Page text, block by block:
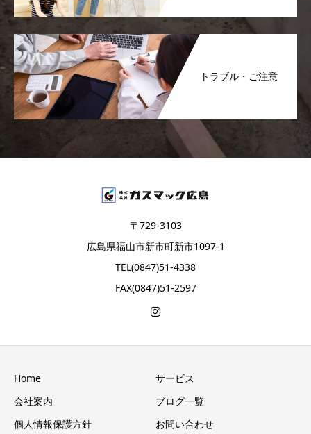
トラブル・ご注意
〒729-3103
広島県福山市新市町新市1097-1
TEL(0847)51-4338
FAX(0847)51-2597
Home
サービス
会社案内
ブログ一覧
個人情報保護方針
お問い合わせ